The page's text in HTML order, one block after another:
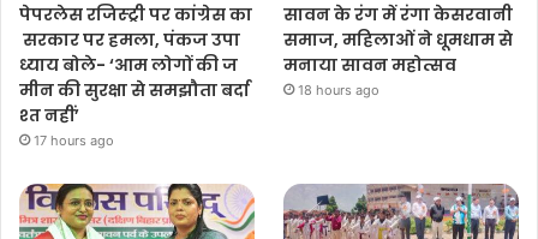
पेपरलेस रजिस्ट्री पर कांग्रेस का
सरकार पर हमला, पंकज उपा
ध्याय बोले- ‘आम लोगों की ज
मीन की सुरक्षा से समझौता बर्दा
श्त नहीं’
17 hours ago
सावन के रंग में रंगा केसरवानी
समाज, महिलाओं ने धूमधाम से
मनाया सावन महोत्सव
18 hours ago